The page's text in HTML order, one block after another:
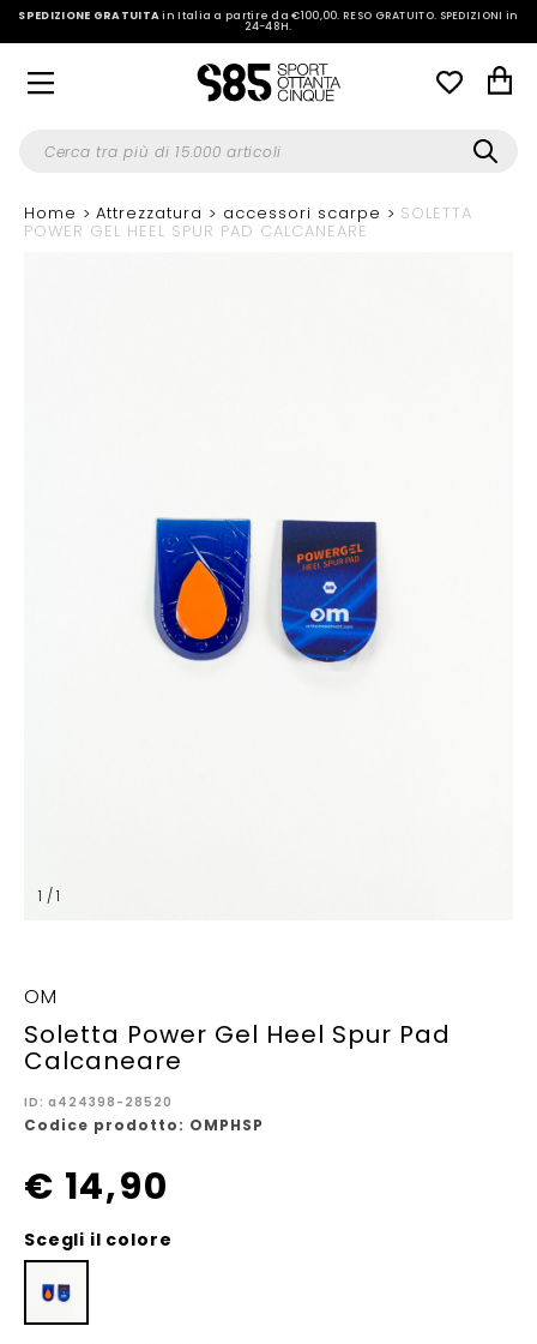
SPEDIZIONE GRATUITAin Italia a partire da €100,00.RESO GRATUITO. SPEDIZIONI in
24-48H.
Home Attrezzatura accessori scarpe SOLETTA
POWER GEL HEEL SPUR PAD CALCANEARE
1 / 1
OM
Soletta Power Gel Heel Spur Pad
Calcaneare
ID: a424398-28520
Codice prodotto: OMPHSP
€ 14,90
Scegli il colore